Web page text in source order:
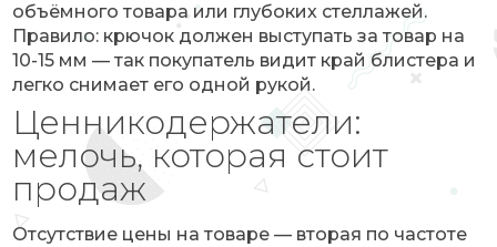
объёмного товара или глубоких стеллажей.
Правило: крючок должен выступать за товар на
10-15 мм — так покупатель видит край блистера и
легко снимает его одной рукой.
Ценникодержатели:
мелочь, которая стоит
продаж
Отсутствие цены на товаре — вторая по частоте